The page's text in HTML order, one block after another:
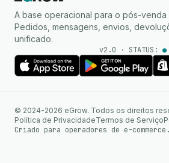
A base operacional para o pós-venda
Pedidos, mensagens, envios,
unificado.
v2.0 · STATUS: ●
© 2024-2026 eGrow. Todos os direitos
Política de PrivacidadeTermos de Serviço
Criado para operadores de e-commerce.
WhatsApp